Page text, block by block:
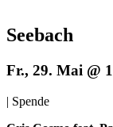
Seebach
Fr., 29. Mai @
| Spende